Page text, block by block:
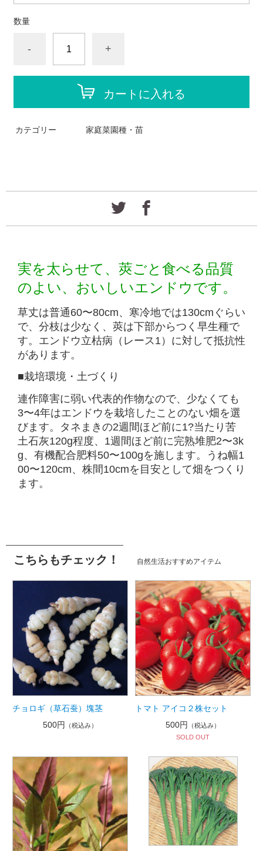
数量
- +
カートに入れる
カテゴリー 家庭菜園種・苗
実を太らせて、莢ごと食べる品質
のよい、おいしいエンドウです。
草丈は普通60〜80cm、寒冷地では130cmぐらい
で、分枝は少なく、莢は下部からつく早生種で
す。エンドウ立枯病（レース1）に対して抵抗性
があります。
■栽培環境・土づくり
連作障害に弱い代表的作物なので、少なくても
3〜4年はエンドウを栽培したことのない畑を選
びます。タネまきの2週間ほど前に1?当たり苦
土石灰120g程度、1週間ほど前に完熟堆肥2〜3k
g、有機配合肥料50〜100gを施します。うね幅1
00〜120cm、株間10cmを目安として畑をつくり
ます。
こちらもチェック！ 自然生活おすすめアイテム
チョロギ（草石蚕）塊茎
500円
（税込み）
トマト アイコ２株セット
500円
（税込み）
SOLD OUT